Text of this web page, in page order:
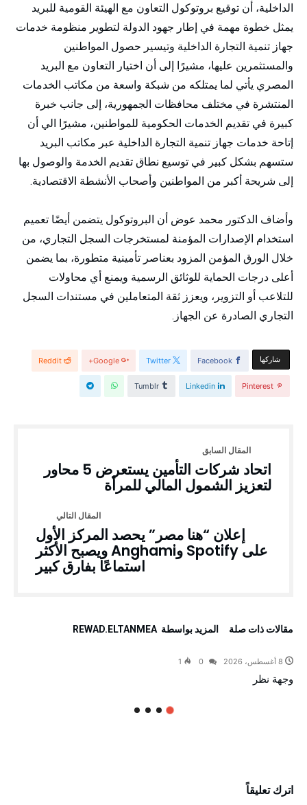
الداخلية، أن توقيع بروتوكول التعاون مع الهيئة القومية للبريد
يمثل خطوة مهمة في إطار جهود الدولة لتطوير منظومة خدمات
جهاز تنمية التجارة الداخلية وتيسير حصول المواطنين
والمستثمرين عليها، مشيرًا إلى أن اختيار التعاون مع البريد
المصري يأتي لما يمتلكه من شبكة واسعة من مكاتب الخدمات
المنتشرة في مختلف محافظات الجمهورية، إلى جانب خبرة
كبيرة في تقديم الخدمات الحكومية للمواطنين، مشيرًا الي أن
إتاحة خدمات جهاز تنمية التجارة الداخلية عبر مكاتب البريد
ستسهم بشكل كبير في توسيع نطاق تقديم الخدمة والوصول بها
إلى شريحة أكبر من المواطنين وأصحاب الأنشطة الاقتصادية.
وأضاف الدكتور محمد عوض أن البروتوكول يتضمن أيضًا تعميم
استخدام الإصدارات المؤمنة لمستخرجات السجل التجاري، من
خلال الورق المؤمن المزود بعناصر تأمينية متطورة، بما يضمن
أعلى درجات الحماية للوثائق الرسمية ويمنع أي محاولات
للتلاعب أو التزوير، ويعزز ثقة المتعاملين في مستندات السجل
التجاري الصادرة عن الجهاز.
‫‫ شاركها‬ Facebook
Twitter
Google+
Reddit
Pinterest
Linkedin
Tumblr
اتحاد شركات التأمين يستعرض 5 محاور
لتعزيز الشمول المالي للمرأة
إعلان “هنا مصر” يحصد المركز الأول
على Spotify وAnghami ويصبح الأكثر
استماعًا بفارق كبير
‫مقالات ذات صلة‬ ‫‫المزيد بواسطة‬ ‬ REWAD.ELTANMEA
8 أغسطس، 2026 1
وجهة نظر
اترك تعليقاً